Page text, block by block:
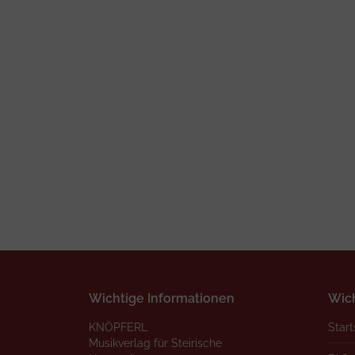
Wichtige Informationen
KNÖPFERL
Musikverlag für Steirische